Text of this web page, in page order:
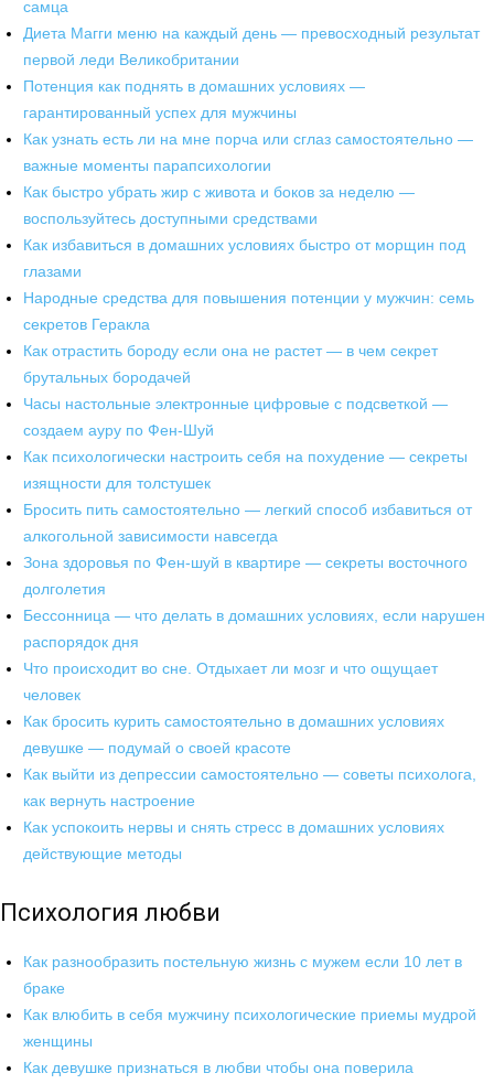
самца
Диета Магги меню на каждый день — превосходный результат
первой леди Великобритании
Потенция как поднять в домашних условиях —
гарантированный успех для мужчины
Как узнать есть ли на мне порча или сглаз самостоятельно —
важные моменты парапсихологии
Как быстро убрать жир с живота и боков за неделю —
воспользуйтесь доступными средствами
Как избавиться в домашних условиях быстро от морщин под
глазами
Народные средства для повышения потенции у мужчин: семь
секретов Геракла
Как отрастить бороду если она не растет — в чем секрет
брутальных бородачей
Часы настольные электронные цифровые с подсветкой —
создаем ауру по Фен-Шуй
Как психологически настроить себя на похудение — секреты
изящности для толстушек
Бросить пить самостоятельно — легкий способ избавиться от
алкогольной зависимости навсегда
Зона здоровья по Фен-шуй в квартире — секреты восточного
долголетия
Бессонница — что делать в домашних условиях, если нарушен
распорядок дня
Что происходит во сне. Отдыхает ли мозг и что ощущает
человек
Как бросить курить самостоятельно в домашних условиях
девушке — подумай о своей красоте
Как выйти из депрессии самостоятельно — советы психолога,
как вернуть настроение
Как успокоить нервы и снять стресс в домашних условиях
действующие методы
Психология любви
Как разнообразить постельную жизнь с мужем если 10 лет в
браке
Как влюбить в себя мужчину психологические приемы мудрой
женщины
Как девушке признаться в любви чтобы она поверила